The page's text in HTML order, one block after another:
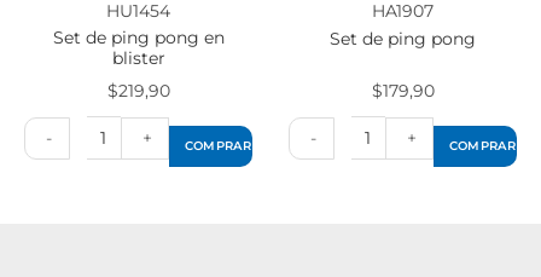
HU1454
Set de ping pong en
blister
$219,90
COMPRAR
HA1907
Set de ping pong
$179,90
COMPRAR